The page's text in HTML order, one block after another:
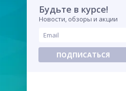
Будьте в курсе!
Новости, обзоры и акции
ПОДПИСАТЬСЯ